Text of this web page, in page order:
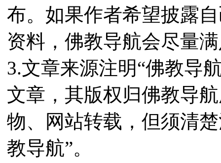
布。如果作者希望披露
资料，佛教导航会尽量
3.文章来源注明“佛教导
文章，其版权归佛教导
物、网站转载，但须清
教导航”。